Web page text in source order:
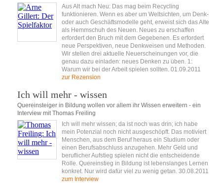
Aus Alt mach Neu: Das mag beim Recycling
funktionieren. Wenn es aber um Weltsichten, um Denk-
oder auch Geschäftsmodelle geht, erweist sich das Alte
als Hemmschuh des Neuen. Neues zu erschaffen
erfordert den Bruch mit dem Gegebenen. Es erfordert
neue Perspektiven, neue Denkweisen und Methoden.
Wir stellen drei aktuelle Neuerscheinungen vor, die
genau dazu einladen: neues Denken zu üben. 1:
Warum wir bei der Arbeit spielen sollten. 01.09.2011
zur Rezension
Ich will mehr - wissen
Quereinsteiger in Bildung wollen vor allem ihr Wissen erweitern - ein
Interview mit Thomas Freiling
Ich will mehr wissen; da ist noch was drin; ich habe
mein Potenzial noch nicht ausgeschöpft. Das motiviert
Menschen, aus dem Beruf heraus ein Studium oder
einen Berufsabschluss anzugehen. Mehr Geld und
beruflicher Aufstieg spielen nicht die entscheidende
Rolle. Quereinstieg in Bildung ist lebenslanges Lernen
konkret. Nur wird dafür viel zu wenig getan. 30.08.2011
zum Interview